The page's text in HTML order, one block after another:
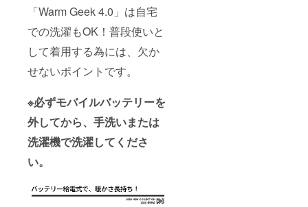
「Warm Geek 4.0」は自宅
での洗濯もOK！普段使いと
して着用する為には、欠か
せないポイントです。
※必ずモバイルバッテリーを
外してから、手洗いまたは
洗濯機で洗濯してくださ
い。